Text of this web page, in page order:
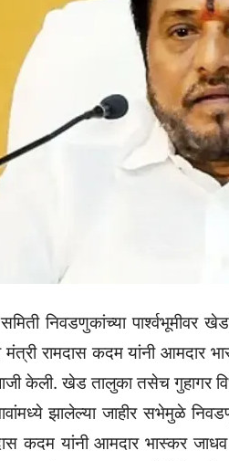
निवडणुकांच्या पार्श्वभूमीवर
रामदास कदम यांनी आमदार
केली. खेड तालुका तसेच गुहागर
झालेल्या जाहीर सभेमुळे
कदम यांनी आमदार भास्कर